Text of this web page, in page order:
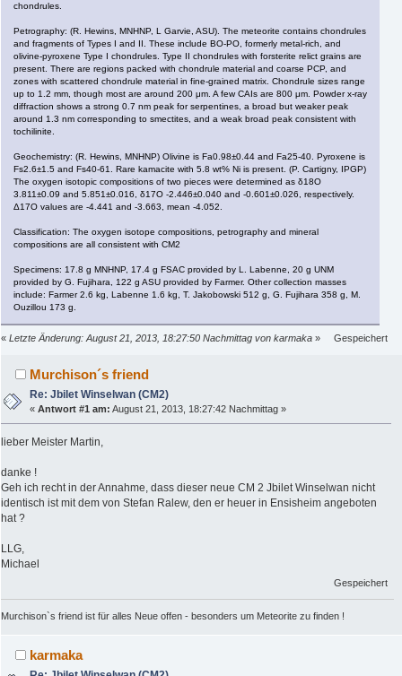
chondrules.
Petrography: (R. Hewins, MNHNP, L Garvie, ASU). The meteorite contains chondrules
and fragments of Types I and II. These include BO-PO, formerly metal-rich, and
olivine-pyroxene Type I chondrules. Type II chondrules with forsterite relict grains are
present. There are regions packed with chondrule material and coarse PCP, and
zones with scattered chondrule material in fine-grained matrix. Chondrule sizes range
up to 1.2 mm, though most are around 200 μm. A few CAIs are 800 μm. Powder x-ray
diffraction shows a strong 0.7 nm peak for serpentines, a broad but weaker peak
around 1.3 nm corresponding to smectites, and a weak broad peak consistent with
tochilinite.
Geochemistry: (R. Hewins, MNHNP) Olivine is Fa0.98±0.44 and Fa25-40. Pyroxene is
Fs2.6±1.5 and Fs40-61. Rare kamacite with 5.8 wt% Ni is present. (P. Cartigny, IPGP)
The oxygen isotopic compositions of two pieces were determined as δ18O
3.811±0.09 and 5.851±0.016, δ17O -2.446±0.040 and -0.601±0.026, respectively.
Δ17O values are -4.441 and -3.663, mean -4.052.
Classification: The oxygen isotope compositions, petrography and mineral
compositions are all consistent with CM2
Specimens: 17.8 g MNHNP, 17.4 g FSAC provided by L. Labenne, 20 g UNM
provided by G. Fujihara, 122 g ASU provided by Farmer. Other collection masses
include: Farmer 2.6 kg, Labenne 1.6 kg, T. Jakobowski 512 g, G. Fujihara 358 g, M.
Ouzillou 173 g.
« Letzte Änderung: August 21, 2013, 18:27:50 Nachmittag von karmaka » Gespeichert
Murchison´s friend
Re: Jbilet Winselwan (CM2)
«Antwort #1 am: August 21, 2013, 18:27:42 Nachmittag »
lieber Meister Martin,
danke !
Geh ich recht in der Annahme, dass dieser neue CM 2 Jbilet Winselwan nicht
identisch ist mit dem von Stefan Ralew, den er heuer in Ensisheim angeboten
hat ?
LLG,
Michael
Gespeichert
Murchison`s friend ist für alles Neue offen - besonders um Meteorite zu finden !
karmaka